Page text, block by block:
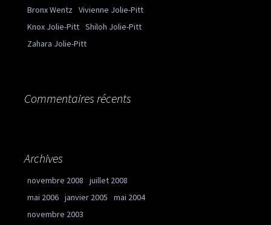
Bronx Wentz Vivienne Jolie-Pitt
Knox Jolie-Pitt Shiloh Jolie-Pitt
Zahara Jolie-Pitt
Commentaires récents
Archives
novembre 2008
juillet 2008
mai 2006 janvier 2005
mai 2004
novembre 2003